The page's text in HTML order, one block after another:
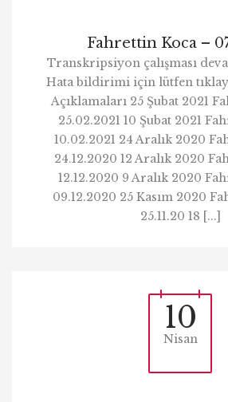
Fahrettin Koca –
Transkripsiyon çalışması
Hata bildirimi için lütfen
Açıklamaları 25 Şubat 2021
25.02.2021 10 Şubat 2021
10.02.2021 24 Aralık 2020
24.12.2020 12 Aralık 2020
12.12.2020 9 Aralık 2020
09.12.2020 25 Kasım 2020
25.11.20 18 [...]
10
Nisan